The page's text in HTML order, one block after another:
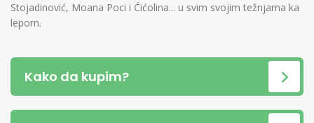
Stojadinović, Moana Poci i Ćićolina... u svim svojim težnjama ka
lepom.
Kako da kupim?